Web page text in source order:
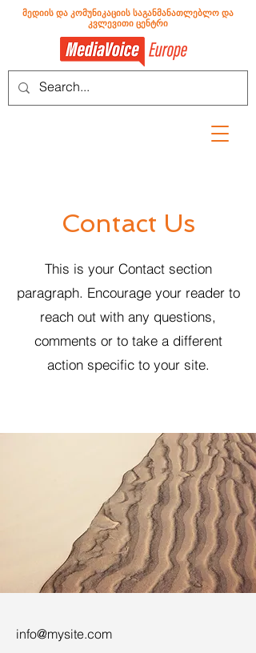
მედიის და კომუნიკაციის საგანმანათლებლო და
კვლევითი ცენტრი
Contact Us
This is your Contact section
paragraph. Encourage your reader to
reach out with any questions,
comments or to take a different
action specific to your site.
info@mysite.com